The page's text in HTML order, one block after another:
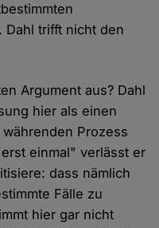
Dahl trifft nicht den
Argument aus? Dahl
hier als einen
Prozess
einmal" verlässt er
dass nämlich
Fälle zu
hier gar nicht